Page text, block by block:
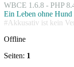
WBCE 1.6.8 - PHP
Ein Leben ohne
#Akkusativ ist kein
Offline
Seiten: 1